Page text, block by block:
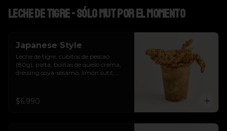
Leche de Tigre - sólo MUT por el momento
Japanese Style
Leche de tigre, cubitos de pescao
(80g), palta, bolitas de queso crema,
dressing soya-sésamo, limón sutil,
$6.990